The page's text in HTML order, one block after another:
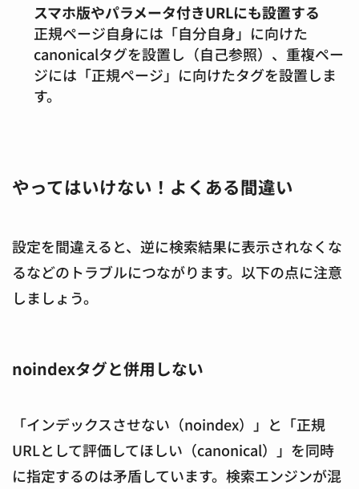
スマホ版やパラメータ付きURLにも設置する
正規ページ自身には「自分自身」に向けた
canonicalタグを設置し（自己参照）、重複ペー
ジには「正規ページ」に向けたタグを設置しま
す。
やってはいけない！よくある間違い
設定を間違えると、逆に検索結果に表示されなくな
るなどのトラブルにつながります。以下の点に注意
しましょう。
noindexタグと併用しない
「インデックスさせない（noindex）」と「正規
URLとして評価してほしい（canonical）」を同時
に指定するのは矛盾しています。検索エンジンが混